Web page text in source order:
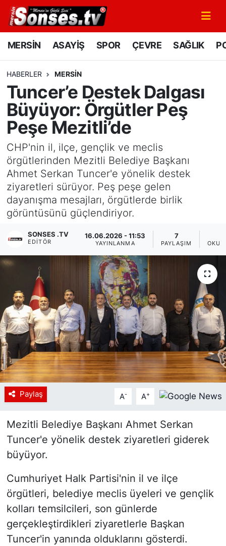
MERSİN ASAYİŞ SPOR ÇEVRE SAĞLIK
HABERLER MERSİN
Tuncer’e Destek Dalgası
Büyüyor: Örgütler Peş
Peşe Mezitli’de
CHP'nin il, ilçe, gençlik ve meclis
örgütlerinden Mezitli Belediye Başkanı
Ahmet Serkan Tuncer'e yönelik destek
ziyaretleri sürüyor. Peş peşe gelen
dayanışma mesajları, örgütlerde birlik
görüntüsünü güçlendiriyor.
SONSES .TV
EDITÖR
16.06.2026 - 11:53
YAYINLANMA
7
PAYLAŞIM
Paylaş A- A+
Mezitli Belediye Başkanı Ahmet Serkan
Tuncer'e yönelik destek ziyaretleri giderek
büyüyor.
Cumhuriyet Halk Partisi'nin il ve ilçe
örgütleri, belediye meclis üyeleri ve gençlik
kolları temsilcileri, son günlerde
gerçekleştirdikleri ziyaretlerle Başkan
Tuncer'in yanında olduklarını gösterdi.
MERSİN
SPOR
GÜNÜN MANŞETİ
DÜNYA
KÜLTÜR - SANAT
MAGAZİN
SAĞLIK
Siyaset
YEREL HABER
Haberde insan
Tanıtım
Mersin Nöbetçi Eczaneler
Mersin Namaz Vakitleri
Mersin Trafik Yoğunluk Haritası
Süper Lig Puan Durumu ve Fikstür
Tüm Manşetler
Son Dakika Haberleri
Haber Arşivi